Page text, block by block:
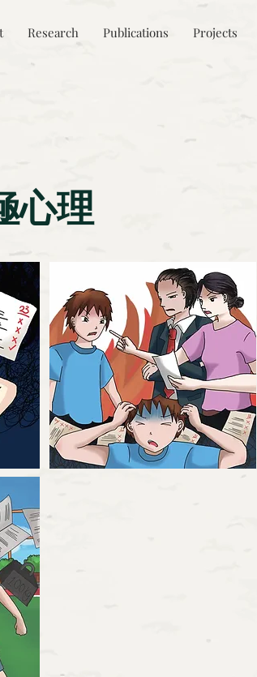
Research Publications Projects
心理